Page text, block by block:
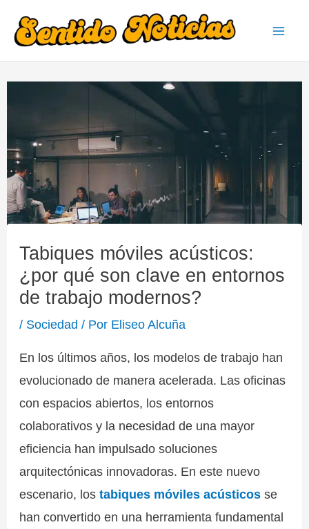
Tabiques móviles acústicos:
¿por qué son clave en entornos
de trabajo modernos?
/ Sociedad / Por Eliseo Alcuña
En los últimos años, los modelos de trabajo han
evolucionado de manera acelerada. Las oficinas
con espacios abiertos, los entornos
colaborativos y la necesidad de una mayor
eficiencia han impulsado soluciones
arquitectónicas innovadoras. En este nuevo
escenario, lostabiques móviles acústicos se
han convertido en una herramienta fundamental